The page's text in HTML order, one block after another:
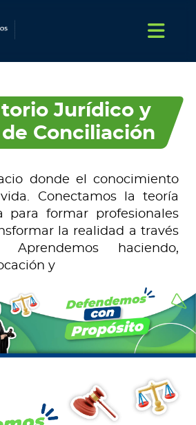
Jurídico y
Conciliación
donde el conocimiento
Conectamos la teoría
para formar profesionales
la realidad a través
Aprendemos haciendo,
y